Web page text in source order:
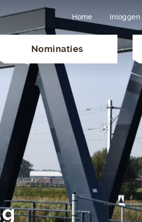
Nominaties
Home Inloggen